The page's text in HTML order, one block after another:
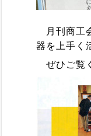
月刊商工
器を上手く
ぜひご覧